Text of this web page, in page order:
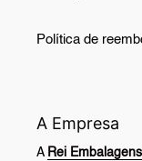
Política de
A Empresa
A Rei